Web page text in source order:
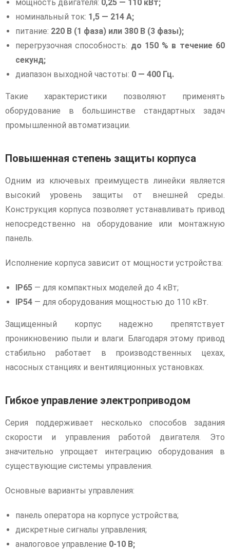
мощность двигателя: 0,25 — 110 кВт;
номинальный ток: 1,5 — 214 А;
питание: 220 В (1 фаза) или 380 В (3 фазы);
перегрузочная способность: до 150 % в течение 60
секунд;
диапазон выходной частоты: 0 — 400 Гц.
Такие характеристики позволяют применять
оборудование в большинстве стандартных задач
промышленной автоматизации.
Повышенная степень защиты корпуса
Одним из ключевых преимуществ линейки является
высокий уровень защиты от внешней среды.
Конструкция корпуса позволяет устанавливать привод
непосредственно на оборудование или монтажную
панель.
Исполнение корпуса зависит от мощности устройства:
IP65 — для компактных моделей до 4 кВт;
IP54 — для оборудования мощностью до 110 кВт.
Защищенный корпус надежно препятствует
проникновению пыли и влаги. Благодаря этому привод
стабильно работает в производственных цехах,
насосных станциях и вентиляционных установках.
Гибкое управление электроприводом
Серия поддерживает несколько способов задания
скорости и управления работой двигателя. Это
значительно упрощает интеграцию оборудования в
существующие системы управления.
Основные варианты управления:
панель оператора на корпусе устройства;
дискретные сигналы управления;
аналоговое управление 0-10 В;